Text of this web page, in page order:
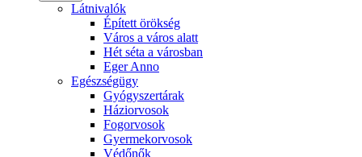
Látnivalók
Épített örökség
Város a város alatt
Hét séta a városban
Eger Anno
Egészségügy
Gyógyszertárak
Háziorvosok
Fogorvosok
Gyermekorvosok
Védőnők